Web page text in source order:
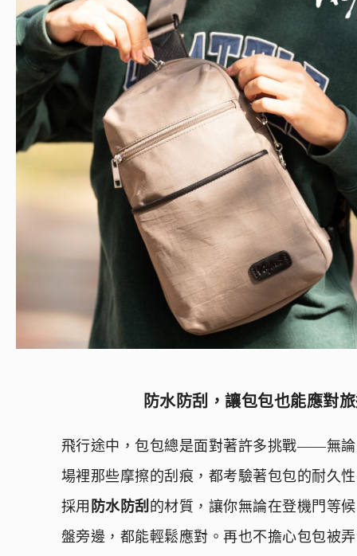
防水防刮，讓包包也能應對
飛行途中，包包總是面對著許多挑戰——無
場裡那些摩擦的刮痕，都考驗著包包的耐久
採用 防水防刮 的材質，讓你無論在登機門等
盤旁邊，都能輕鬆應對。再也不擔心包包被